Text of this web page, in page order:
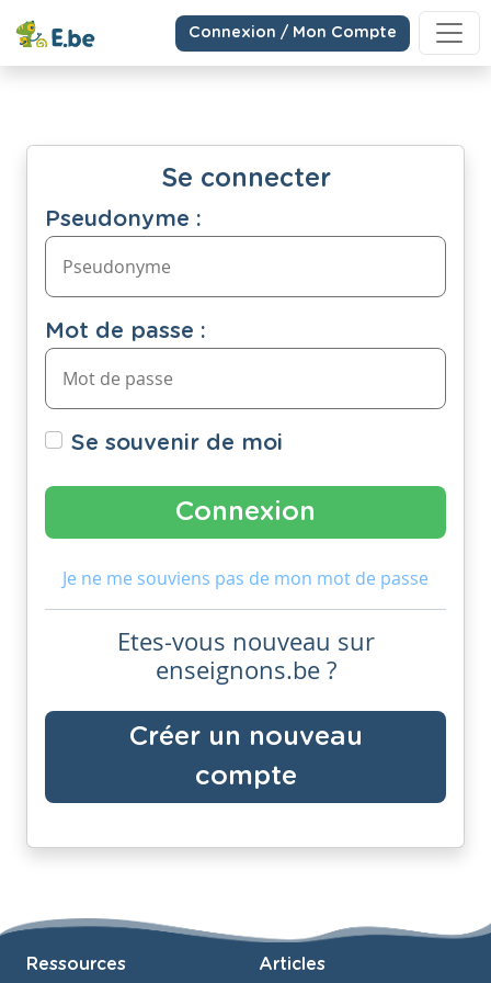
Connexion / Mon Compte
Se connecter
Pseudonyme :
Mot de passe :
Se souvenir de moi
Je ne me souviens pas de mon mot de passe
Etes-vous nouveau sur
enseignons.be ?
Créer un nouveau
compte
Ressources Articles